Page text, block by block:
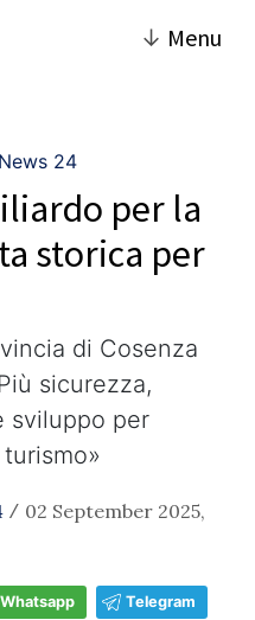
↓ Menu
24
per la
storica per
di Cosenza
sicurezza,
sviluppo per
/ 02 September 2025,
Whatsapp Telegram